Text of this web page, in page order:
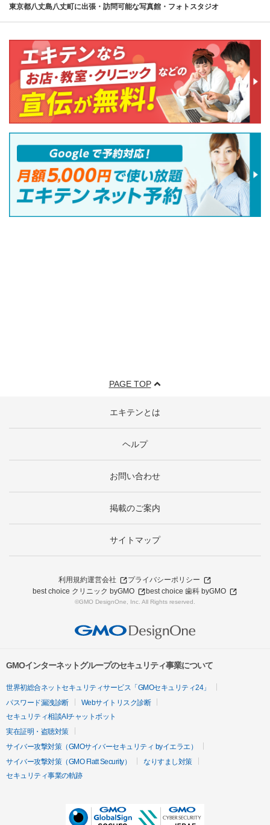
東京都八丈島八丈町に出張・訪問可能な写真館・フォトスタジオ
PAGE TOP
エキテンとは
ヘルプ
お問い合わせ
掲載のご案内
サイトマップ
利用規約運営会社
プライバシーポリシー
best choice クリニック byGMO
best choice 歯科 byGMO
©GMO DesignOne, Inc. All Rights reserved.
GMOインターネットグループのセキュリティ事業について
世界初総合ネットセキュリティサービス「GMOセキュリティ24」
パスワード漏洩診断
Webサイトリスク診断
セキュリティ相談AIチャットボット
実在証明・盗聴対策
サイバー攻撃対策（GMOサイバーセキュリティ byイエラエ）
サイバー攻撃対策（GMO Flatt Security）
なりすまし対策
セキュリティ事業の軌跡